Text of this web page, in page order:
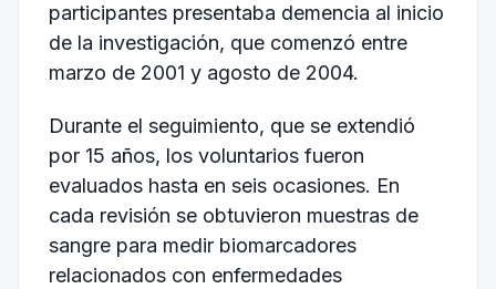
participantes presentaba demencia al inicio
de la investigación, que comenzó entre
marzo de 2001 y agosto de 2004.
Durante el seguimiento, que se extendió
por 15 años, los voluntarios fueron
evaluados hasta en seis ocasiones. En
cada revisión se obtuvieron muestras de
sangre para medir biomarcadores
relacionados con enfermedades